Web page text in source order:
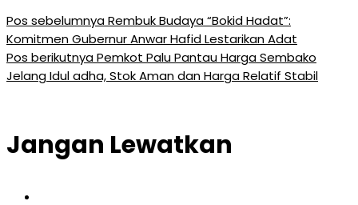
Pos sebelumnyaRembuk Budaya “Bokid Hadat”:
Komitmen Gubernur Anwar Hafid Lestarikan Adat
Pos berikutnyaPemkot Palu Pantau Harga Sembako
Jelang Idul adha, Stok Aman dan Harga Relatif Stabil
Jangan Lewatkan